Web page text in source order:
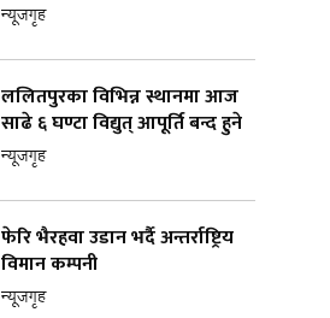
न्यूजगृह
ललितपुरका विभिन्न स्थानमा आज
साढे ६ घण्टा विद्युत् आपूर्ति बन्द हुने
न्यूजगृह
फेरि भैरहवा उडान भर्दै अन्तर्राष्ट्रिय
विमान कम्पनी
न्यूजगृह